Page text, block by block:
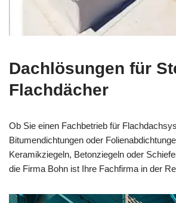
Dachlösungen für
Flachdächer
Ob Sie einen Fachbetrieb für
Bitumendichtungen oder
Keramikziegeln, Betonziegeln oder
die Firma Bohn ist Ihre Fachfirma in der